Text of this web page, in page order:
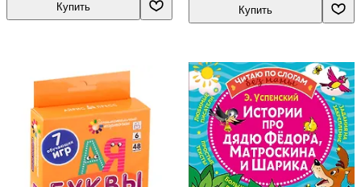
Купить Купить